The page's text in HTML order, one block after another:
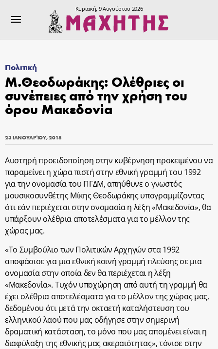
Κυριακή, 9 Αυγούστου 2026
Πολιτική
Μ.Θεοδωράκης: Ολέθριες οι
συνέπειες από την χρήση του
όρου Μακεδονία
23 ΙΑΝΟΥΑΡΊΟΥ, 2018
Αυστηρή προειδοποίηση στην κυβέρνηση προκειμένου να
παραμείνει η χώρα πιστή στην εθνική γραμμή του 1992
για την ονομασία του ΠΓΔΜ, απηύθυνε ο γνωστός
μουσικοσυνθέτης Μίκης Θεοδωράκης υπογραμμίζοντας
ότι εάν περιέχεται στην ονομασία η λέξη «Μακεδονία», θα
υπάρξουν ολέθρια αποτελέσματα για το μέλλον της
χώρας μας.
«Το Συμβούλιο των Πολιτικών Αρχηγών στα 1992
αποφάσισε για μια εθνική κοινή γραμμή πλεύσης σε μια
ονομασία στην οποία δεν θα περιέχεται η λέξη
«Μακεδονία». Τυχόν υποχώρηση από αυτή τη γραμμή θα
έχει ολέθρια αποτελέσματα για το μέλλον της χώρας μας,
δεδομένου ότι μετά την οκταετή καταλήστευση του
ελληνικού λαού που μας οδήγησε στην σημερινή
δραματική κατάσταση, το μόνο που μας απομένει είναι η
διαφύλαξη της εθνικής μας ακεραιότητας», τόνισε στην